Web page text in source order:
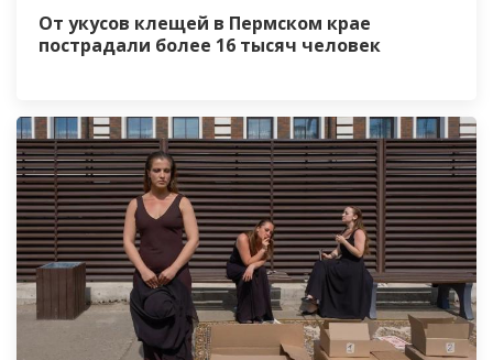
От укусов клещей в Пермском крае
пострадали более 16 тысяч человек